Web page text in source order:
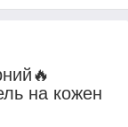
на кожен